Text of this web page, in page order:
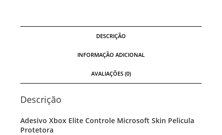
DESCRIÇÃO
INFORMAÇÃO ADICIONAL
AVALIAÇÕES (0)
Descrição
Adesivo Xbox Elite Controle Microsoft Skin Pelicula
Protetora